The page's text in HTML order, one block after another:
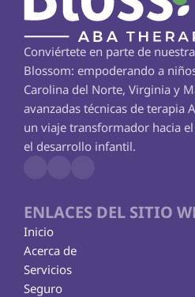
Conviértete en parte de
Blossom: empoderando a
Carolina del Norte, Virginia y
avanzadas técnicas de terapia
un viaje transformador hacia
el desarrollo infantil.
ENLACES DEL SITIO
Inicio
Acerca de
Servicios
Seguro